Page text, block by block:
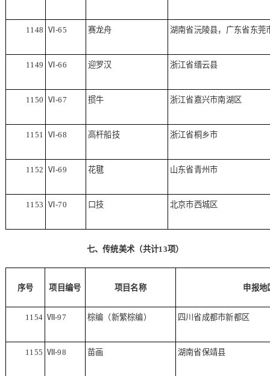
1148 Ⅵ-65 赛龙舟 湖南省沅陵县，广东省东莞
1149 Ⅵ-66 迎罗汉 浙江省缙云县
1150 Ⅵ-67 掼牛 浙江省嘉兴市南湖区
1151 Ⅵ-68 高杆船技 浙江省桐乡市
1152 Ⅵ-69 花毽 山东省青州市
1153 Ⅵ-70 口技 北京市西城区
七、传统美术（共计13项）
序号 项目编号 项目名称 申报地
1154 Ⅶ -97 棕编（新繁棕编） 四川省成都市新都区
1155 Ⅶ -98 苗画 湖南省保靖县